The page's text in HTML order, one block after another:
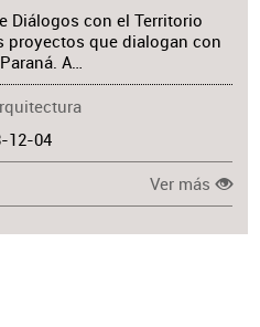
Diálogos con el Territorio
proyectos que dialogan con
A…
12-04
Ver más